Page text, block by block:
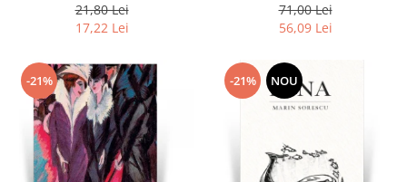
21,80 Lei
17,22 Lei
71,00 Lei
56,09 Lei
-21% -21% NOU